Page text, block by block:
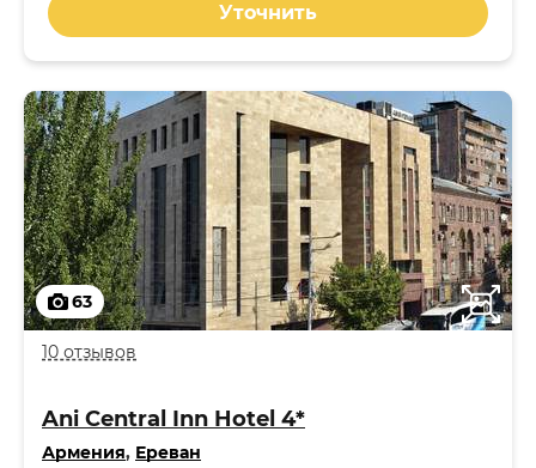
Уточнить
63
10 отзывов
Ani Central Inn Hotel 4*
Армения, Ереван